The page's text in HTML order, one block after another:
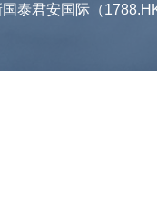
泰君安国际（